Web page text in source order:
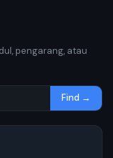
pengarang, atau
Find →